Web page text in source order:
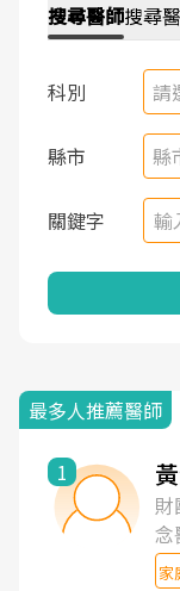
搜尋醫師搜尋
科別 請
縣市 縣
關鍵字
最多人推薦醫師
1
念
家